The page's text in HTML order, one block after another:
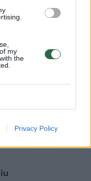
my
the
Privacy Policy
Lietuvos
prezidentas